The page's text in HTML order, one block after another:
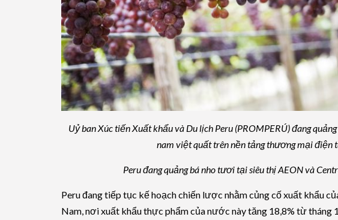
Uỷ ban Xúc tiến Xuất khẩu và Du lịch Peru (PROMPERÚ) đang
nam việt quất trên nền tảng thương mại điện
Peru đang quảng bá nho tươi tại siêu thị AEON và
Peru đang tiếp tục kế hoạch chiến lược nhằm củng cố xuất khẩu
Nam, nơi xuất khẩu thực phẩm của nước này tăng 18,8% từ tháng